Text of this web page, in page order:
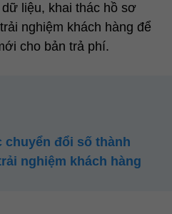
liệu, khai thác hồ sơ
nghiệm khách hàng để
cho bản trả phí.
chuyển đổi số thành
nghiệm khách hàng